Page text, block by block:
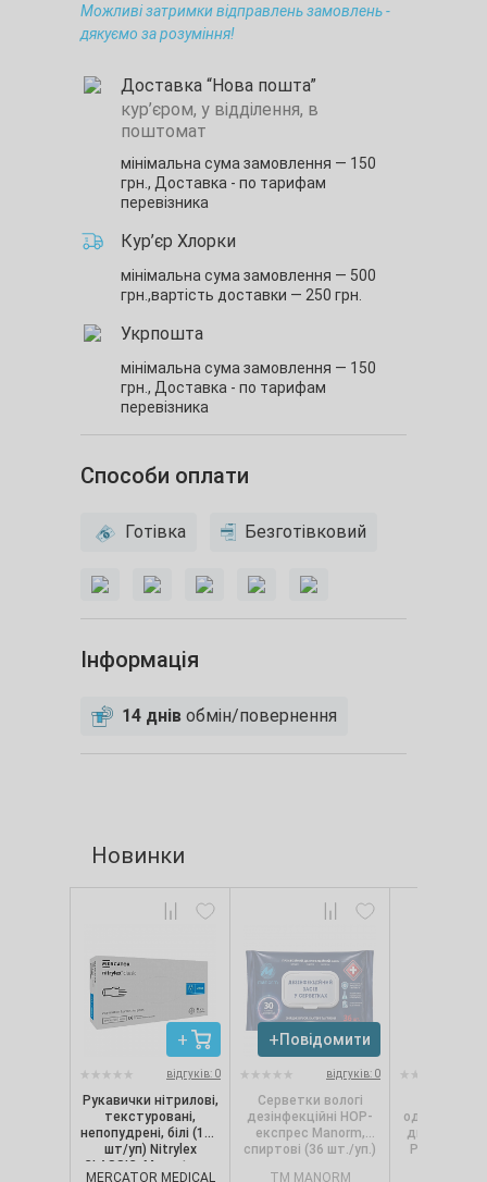
Можливі затримки відправлень замовлень -
дякуємо за розуміння!
Доставка “Нова пошта”
кур’єром, у відділення, в
поштомат
мінімальна сума замовлення — 150
грн., Доставка - по тарифам
перевізника
Кур’єр Хлорки
мінімальна сума замовлення — 500
грн.,вартість доставки — 250 грн.
Укрпошта
мінімальна сума замовлення — 150
грн., Доставка - по тарифам
перевізника
Способи оплати
Готівка Безготівковий
Інформація
14 днів обмін/повернення
Новинки
відгуків: 0
Рукавички нітрилові,
текстуровані,
непопудрені, білі (100
шт/уп) Nitrylex
CLASSIC, Mercator, р.
MERCATOR MEDICAL
Повідомити
відгуків: 0
Серветки вологі
дезінфекційні НОР-
експрес Manorm,
спиртові (36 шт./уп.)
TM MANORM
одношарові,
Pro.Extra,